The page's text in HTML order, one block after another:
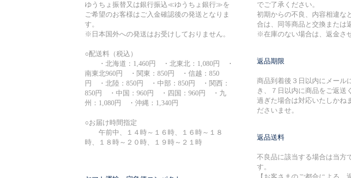
ゆうちょ振替又は銀行振込≪ゆうちょ銀行≫を
ご希望のお客様はご入金確認後の発送となりま
す。
※日本国外への発送はお受けしておりません。
○配送料（税込）
・北海道：1,460円 ・北東北：1,080円 ・
南東北960円 ・関東：850円 ・信越：850
円 ・北陸：850円 ・中部：850円 ・関西：
850円 ・中国：960円 ・四国：960円 ・九
州：1,080円 ・沖縄：1,340円
○お届け時間指定
午前中、１４時～１６時、１６時～１８
時、１８時～２０時、１９時～２１時
でご了承ください。
初期からの不良、内容相違な
合は、同等商品と交換または
※在庫のない場合は、返金さ
返品期限
商品到着後３日以内にメール
き、７日以内に商品をご返送
過ぎた場合は対応いたしかね
ださいませ。
返品送料
不良品に該当する場合は当方
す。